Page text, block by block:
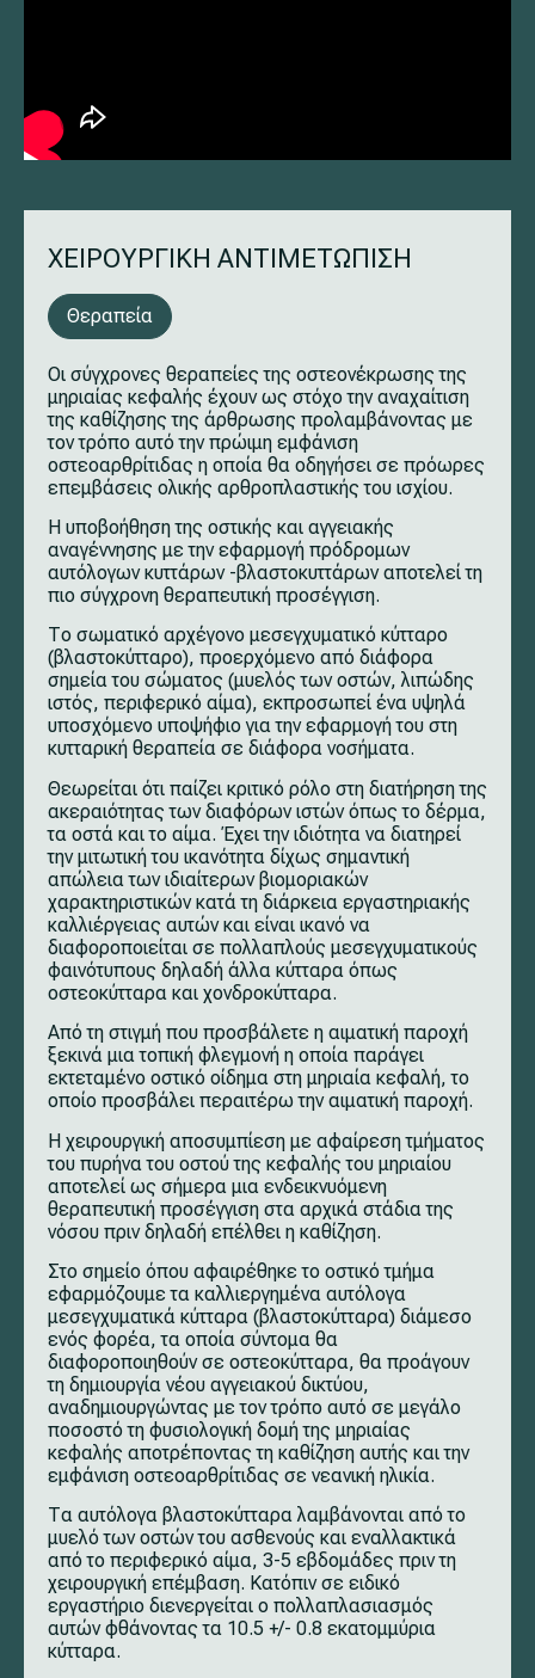
ΧΕΙΡΟΥΡΓΙΚΗ ΑΝΤΙΜΕΤΩΠΙΣΗ
Θεραπεία
Οι σύγχρονες θεραπείες της οστεονέκρωσης της
μηριαίας κεφαλής έχουν ως στόχο την αναχαίτιση
της καθίζησης της άρθρωσης προλαμβάνοντας με
τον τρόπο αυτό την πρώιμη εμφάνιση
οστεοαρθρίτιδας η οποία θα οδηγήσει σε πρόωρες
επεμβάσεις ολικής αρθροπλαστικής του ισχίου.
Η υποβοήθηση της οστικής και αγγειακής
αναγέννησης με την εφαρμογή πρόδρομων
αυτόλογων κυττάρων -βλαστοκυττάρων αποτελεί τη
πιο σύγχρονη θεραπευτική προσέγγιση.
Το σωματικό αρχέγονο μεσεγχυματικό κύτταρο
(βλαστοκύτταρο), προερχόμενο από διάφορα
σημεία του σώματος (μυελός των οστών, λιπώδης
ιστός, περιφερικό αίμα), εκπροσωπεί ένα υψηλά
υποσχόμενο υποψήφιο για την εφαρμογή του στη
κυτταρική θεραπεία σε διάφορα νοσήματα.
Θεωρείται ότι παίζει κριτικό ρόλο στη διατήρηση της
ακεραιότητας των διαφόρων ιστών όπως το δέρμα,
τα οστά και το αίμα. Έχει την ιδιότητα να διατηρεί
την μιτωτική του ικανότητα δίχως σημαντική
απώλεια των ιδιαίτερων βιομοριακών
χαρακτηριστικών κατά τη διάρκεια εργαστηριακής
καλλιέργειας αυτών και είναι ικανό να
διαφοροποιείται σε πολλαπλούς μεσεγχυματικούς
φαινότυπους δηλαδή άλλα κύτταρα όπως
οστεοκύτταρα και χονδροκύτταρα.
Από τη στιγμή που προσβάλετε η αιματική παροχή
ξεκινά μια τοπική φλεγμονή η οποία παράγει
εκτεταμένο οστικό οίδημα στη μηριαία κεφαλή, το
οποίο προσβάλει περαιτέρω την αιματική παροχή.
Η χειρουργική αποσυμπίεση με αφαίρεση τμήματος
του πυρήνα του οστού της κεφαλής του μηριαίου
αποτελεί ως σήμερα μια ενδεικνυόμενη
θεραπευτική προσέγγιση στα αρχικά στάδια της
νόσου πριν δηλαδή επέλθει η καθίζηση.
Στο σημείο όπου αφαιρέθηκε το οστικό τμήμα
εφαρμόζουμε τα καλλιεργημένα αυτόλογα
μεσεγχυματικά κύτταρα (βλαστοκύτταρα) διάμεσο
ενός φορέα, τα οποία σύντομα θα
διαφοροποιηθούν σε οστεοκύτταρα, θα προάγουν
τη δημιουργία νέου αγγειακού δικτύου,
αναδημιουργώντας με τον τρόπο αυτό σε μεγάλο
ποσοστό τη φυσιολογική δομή της μηριαίας
κεφαλής αποτρέποντας τη καθίζηση αυτής και την
εμφάνιση οστεοαρθρίτιδας σε νεανική ηλικία.
Τα αυτόλογα βλαστοκύτταρα λαμβάνονται από το
μυελό των οστών του ασθενούς και εναλλακτικά
από το περιφερικό αίμα, 3-5 εβδομάδες πριν τη
χειρουργική επέμβαση. Κατόπιν σε ειδικό
εργαστήριο διενεργείται ο πολλαπλασιασμός
αυτών φθάνοντας τα 10.5 +/- 0.8 εκατομμύρια
κύτταρα.